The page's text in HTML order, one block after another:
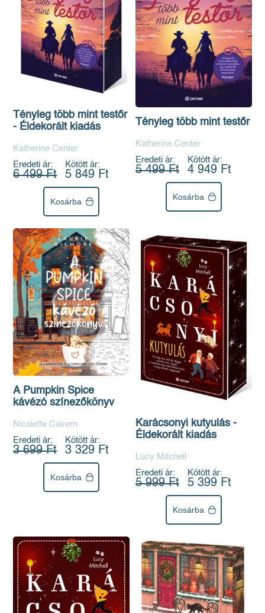
Tényleg több mint testőr
- Éldekorált kiadás
Katherine Center
Eredeti ár:
6 499 Ft
Kötött ár:
5 849 Ft
Kosárba
Tényleg több mint testőr
Katherine Center
Eredeti ár:
5 499 Ft
Kötött ár:
4 949 Ft
Kosárba
A Pumpkin Spice
kávézó színezőkönyv
Nicolette Cavern
Eredeti ár:
3 699 Ft
Kötött ár:
3 329 Ft
Kosárba
Karácsonyi kutyulás -
Éldekorált kiadás
Lucy Mitchell
Eredeti ár:
5 999 Ft
Kötött ár:
5 399 Ft
Kosárba